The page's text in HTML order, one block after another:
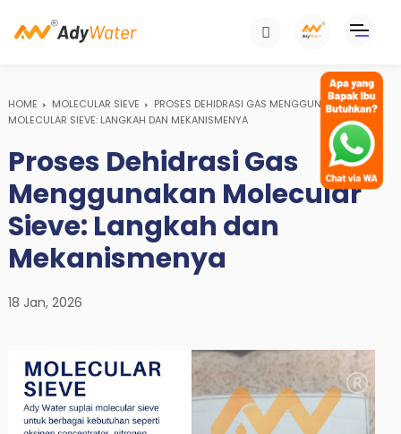
HOME MOLECULAR SIEVE
PROSES DEHIDRASI GAS MENGGUNAKAN
MOLECULAR SIEVE: LANGKAH DAN MEKANISMENYA
Proses Dehidrasi Gas
Menggunakan Molecular
Sieve: Langkah dan
Mekanismenya
18 Jan, 2026